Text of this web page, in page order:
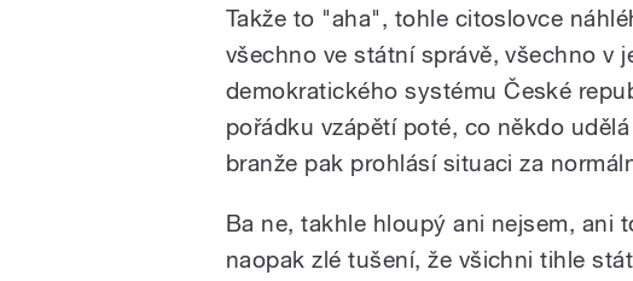
Takže to "aha", tohle citoslovce
všechno ve státní správě, všechno v
demokratického systému České
pořádku vzápětí poté, co někdo
branže pak prohlásí situaci za
Ba ne, takhle hloupý ani nejsem, ani
naopak zlé tušení, že všichni tihle